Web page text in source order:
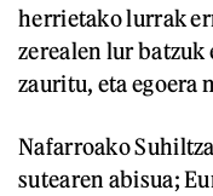
herrietako lurrak
zerealen lur
zauritu, eta egoera
Nafarroako
sutearen abisua;